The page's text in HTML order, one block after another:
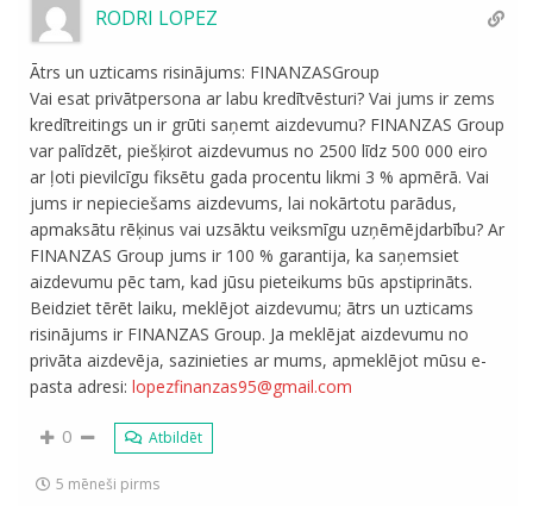
RODRI LOPEZ
Ātrs un uzticams risinājums: FINANZASGroup
Vai esat privātpersona ar labu kredītvēsturi? Vai jums ir zems
kredītreitings un ir grūti saņemt aizdevumu? FINANZAS Group
var palīdzēt, piešķirot aizdevumus no 2500 līdz 500 000 eiro
ar ļoti pievilcīgu fiksētu gada procentu likmi 3 % apmērā. Vai
jums ir nepieciešams aizdevums, lai nokārtotu parādus,
apmaksātu rēķinus vai uzsāktu veiksmīgu uzņēmējdarbību? Ar
FINANZAS Group jums ir 100 % garantija, ka saņemsiet
aizdevumu pēc tam, kad jūsu pieteikums būs apstiprināts.
Beidziet tērēt laiku, meklējot aizdevumu; ātrs un uzticams
risinājums ir FINANZAS Group. Ja meklējat aizdevumu no
privāta aizdevēja, sazinieties ar mums, apmeklējot mūsu e-
pasta adresi:lopezfinanzas95@gmail.com
0 Atbildēt
5 mēneši pirms